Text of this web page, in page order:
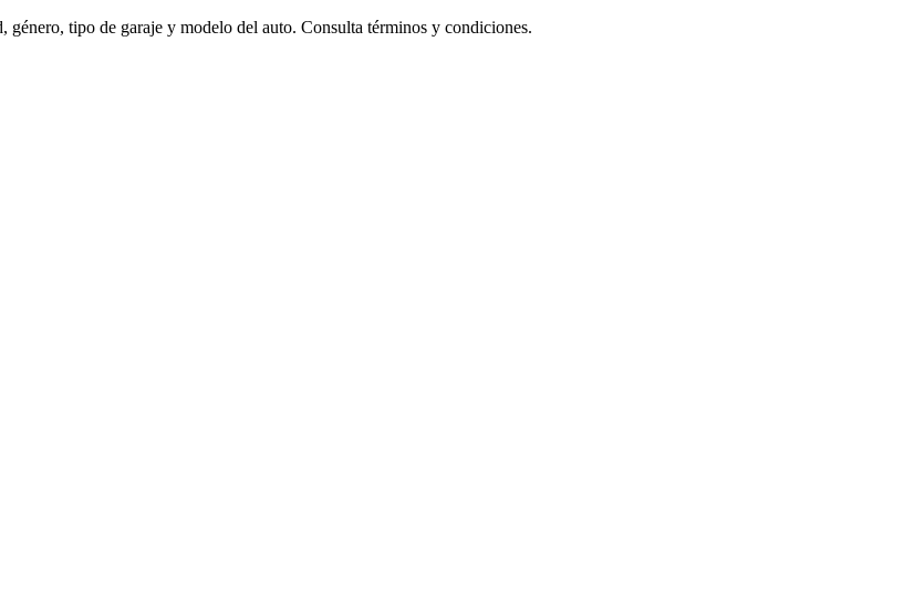
género, tipo de garaje y modelo del auto. Consulta términos y condiciones.